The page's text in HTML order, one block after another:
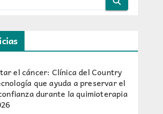
el cáncer: Clínica del Country
que ayuda a preservar el
durante la quimioterapia